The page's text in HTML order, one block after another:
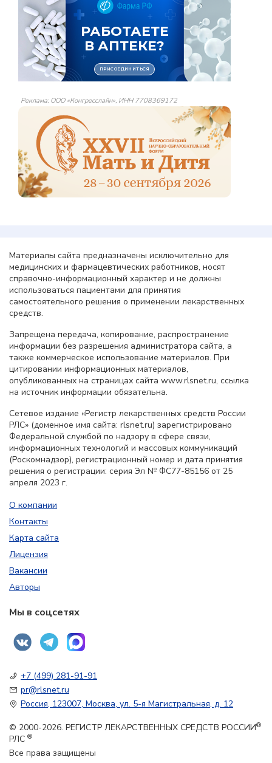
Реклама: ООО «Конгресслайн», ИНН 7708369172
Материалы сайта предназначены исключительно для
медицинских и фармацевтических работников, носят
справочно-информационный характер и не должны
использоваться пациентами для принятия
самостоятельного решения о применении лекарственных
средств.
Запрещена передача, копирование, распространение
информации без разрешения администратора сайта, а
также коммерческое использование материалов. При
цитировании информационных материалов,
опубликованных на страницах сайта www.rlsnet.ru, ссылка
на источник информации обязательна.
Сетевое издание «Регистр лекарственных средств России
РЛС» (доменное имя сайта: rlsnet.ru) зарегистрировано
Федеральной службой по надзору в сфере связи,
информационных технологий и массовых коммуникаций
(Роскомнадзор), регистрационный номер и дата принятия
решения о регистрации: серия Эл № ФС77-85156 от 25
апреля 2023 г.
О компании
Контакты
Карта сайта
Лицензия
Вакансии
Авторы
Мы в соцсетях
+7 (499) 281-91-91
pr@rlsnet.ru
Россия, 123007, Москва, ул. 5-я Магистральная, д. 12
© 2000-2026. РЕГИСТР ЛЕКАРСТВЕННЫХ СРЕДСТВ РОССИИ®
РЛС ®
Все права защищены